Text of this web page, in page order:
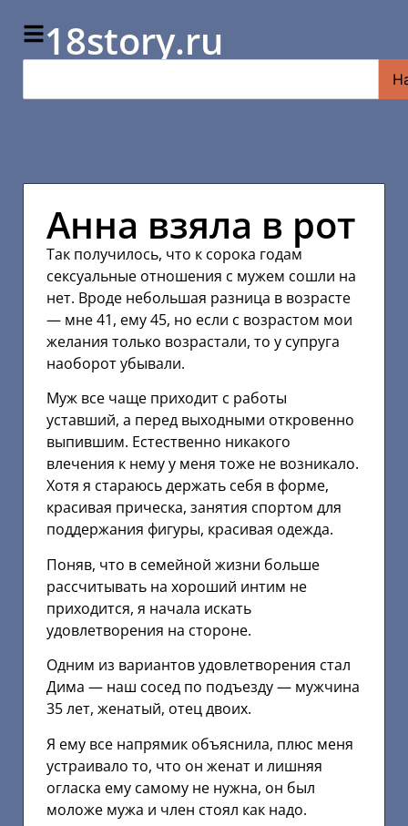
18story.ru
Анна взяла в рот
Так получилось, что к сорока годам
сексуальные отношения с мужем сошли на
нет. Вроде небольшая разница в возрасте
— мне 41, ему 45, но если с возрастом мои
желания только возрастали, то у супруга
наоборот убывали.
Муж все чаще приходит с работы
уставший, а перед выходными откровенно
выпившим. Естественно никакого
влечения к нему у меня тоже не возникало.
Хотя я стараюсь держать себя в форме,
красивая прическа, занятия спортом для
поддержания фигуры, красивая одежда.
Поняв, что в семейной жизни больше
рассчитывать на хороший интим не
приходится, я начала искать
удовлетворения на стороне.
Одним из вариантов удовлетворения стал
Дима — наш сосед по подъезду — мужчина
35 лет, женатый, отец двоих.
Я ему все напрямик объяснила, плюс меня
устраивало то, что он женат и лишняя
огласка ему самому не нужна, он был
моложе мужа и член стоял как надо.